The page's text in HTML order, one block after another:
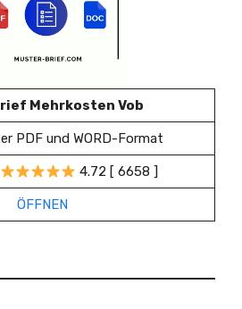
Mehrkosten Vob
PDF und WORD-Format
4.72 [ 6658 ]
ÖFFNEN